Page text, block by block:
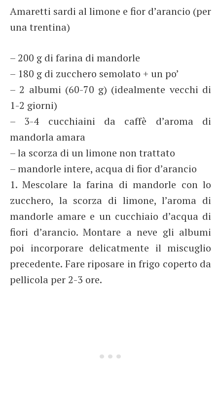
Amaretti sardi al limone e fior d’arancio (per
una trentina)
– 200 g di farina di mandorle
– 180 g di zucchero semolato + un po’
– 2 albumi (60-70 g) (idealmente vecchi di
1-2 giorni)
– 3-4 cucchiaini da caffè d’aroma di
mandorla amara
– la scorza di un limone non trattato
– mandorle intere, acqua di fior d’arancio
1. Mescolare la farina di mandorle con lo
zucchero, la scorza di limone, l’aroma di
mandorle amare e un cucchiaio d’acqua di
fiori d’arancio. Montare a neve gli albumi
poi incorporare delicatmente il miscuglio
precedente. Fare riposare in frigo coperto da
pellicola per 2-3 ore.